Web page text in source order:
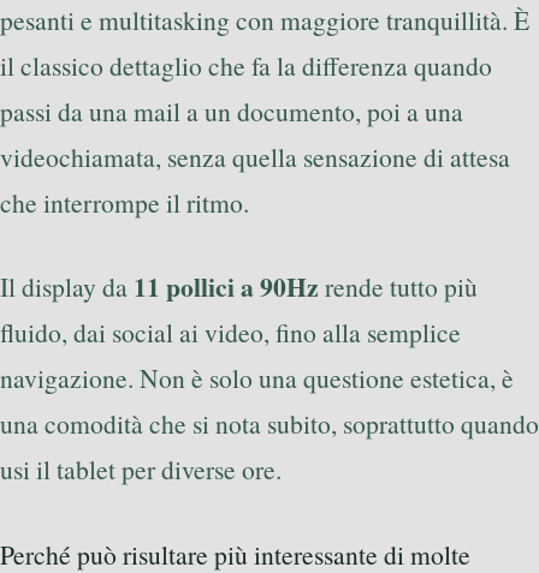
pesanti e multitasking con maggiore tranquillità. È
il classico dettaglio che fa la differenza quando
passi da una mail a un documento, poi a una
videochiamata, senza quella sensazione di attesa
che interrompe il ritmo.
Il display da 11 pollici a 90Hz rende tutto più
fluido, dai social ai video, fino alla semplice
navigazione. Non è solo una questione estetica, è
una comodità che si nota subito, soprattutto quando
usi il tablet per diverse ore.
Perché può risultare più interessante di molte